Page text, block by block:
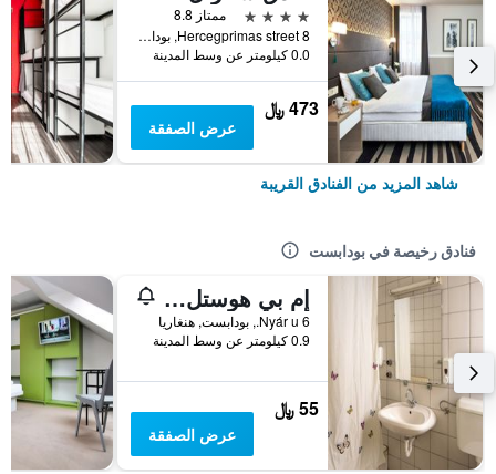
4 نجوم
ممتاز 8.8
Hercegprimas street 8, بودابست, هنغاريا
0.0 كيلومتر عن وسط المدينة
473 ﷼
عرض الصفقة
شاهد المزيد من الفنادق القريبة
فنادق رخيصة في بودابست
إم بي هوستل بودابيست
6 Nyár u., بودابست, هنغاريا
0.9 كيلومتر عن وسط المدينة
55 ﷼
عرض الصفقة